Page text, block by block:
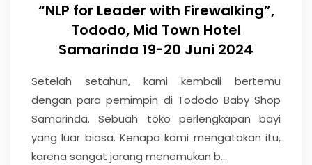
“NLP for Leader with Firewalking”,
Tododo, Mid Town Hotel
Samarinda 19-20 Juni 2024
Setelah setahun, kami kembali bertemu
dengan para pemimpin di Tododo Baby Shop
Samarinda. Sebuah toko perlengkapan bayi
yang luar biasa. Kenapa kami mengatakan itu,
karena sangat jarang menemukan b...